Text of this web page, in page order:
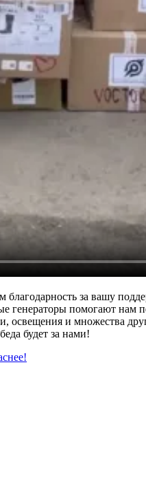
благодарность за вашу
помогают нам
освещения и множества
будет за нами!